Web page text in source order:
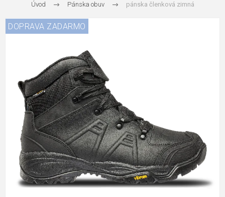
Úvod Pánska obuv pánska členková zimná
DOPRAVA ZADARMO